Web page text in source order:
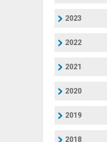
2023
2022
2021
2020
2019
2018